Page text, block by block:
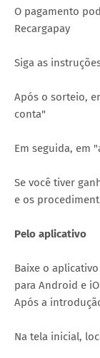
O pagamento
Recargapay
Siga as
Após o sorteio,
conta"
Em seguida, em
Se você tiver
e os
Pelo aplicativo
Baixe o
para Android e
Após a
Na tela inicial,